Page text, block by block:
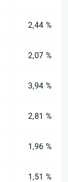
2,44 %
2,07 %
3,94 %
2,81 %
1,96 %
1,51 %